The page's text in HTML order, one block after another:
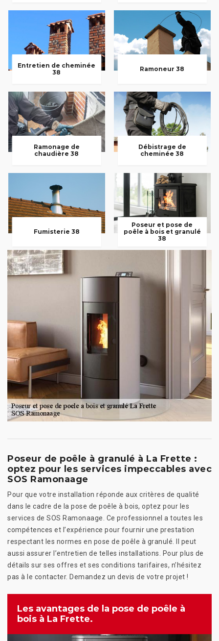
Entretien de cheminée
38
Ramoneur 38
Ramonage de
chaudière 38
Débistrage de
cheminée 38
Fumisterie 38
Poseur et pose de
poêle à bois et granulé
38
Poseur de poêle à granulé à La Frette :
optez pour les services impeccables avec
SOS Ramonaage
Pour que votre installation réponde aux critères de qualité
dans le cadre de la pose de poêle à bois, optez pour les
services de SOS Ramonaage. Ce professionnel a toutes les
compétences et l’expérience pour fournir une prestation
respectant les normes en pose de poêle à granulé. Il peut
aussi assurer l’entretien de telles installations. Pour plus de
détails sur ses offres et ses conditions tarifaires, n’hésitez
pas à le contacter. Demandez un devis de votre projet !
Les avantages de la pose de poêle à
bois à La Frette.